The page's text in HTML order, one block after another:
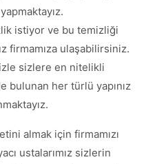
istiyor ve bu temizliği
firmamıza ulaşabilirsiniz.
sizlere en nitelikli
bulunan her türlü yapınız
almak için firmamızı
ustalarımız sizlerin